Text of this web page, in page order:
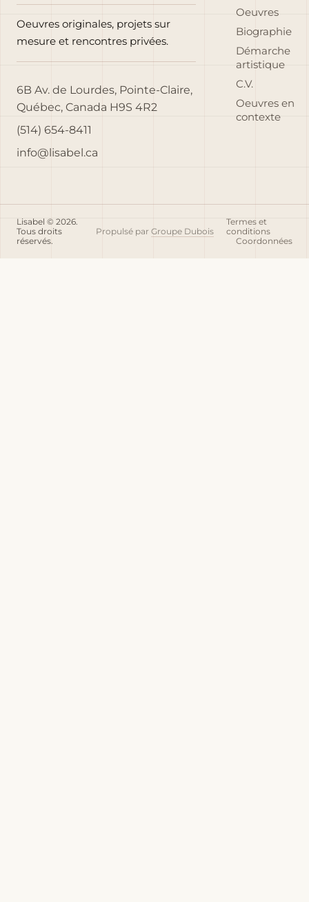
Oeuvres originales, projets sur
mesure et rencontres privées.
6B Av. de Lourdes, Pointe-Claire,
Québec, Canada H9S 4R2
(514) 654-8411
info@lisabel.ca
Oeuvres
Biographie
Démarche
artistique
C.V.
Oeuvres en
contexte
Lisabel © 2026.
Tous droits
réservés.
Propulsé par Groupe Dubois
Termes et
conditions
Coordonnées